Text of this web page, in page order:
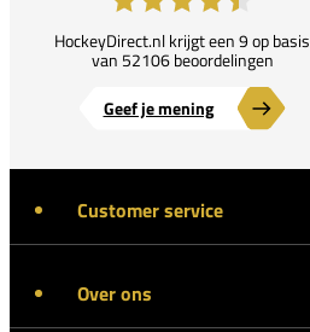
HockeyDirect.nl krijgt een 9 op basis
van 52106 beoordelingen
Geef je mening
Customer service
Over ons